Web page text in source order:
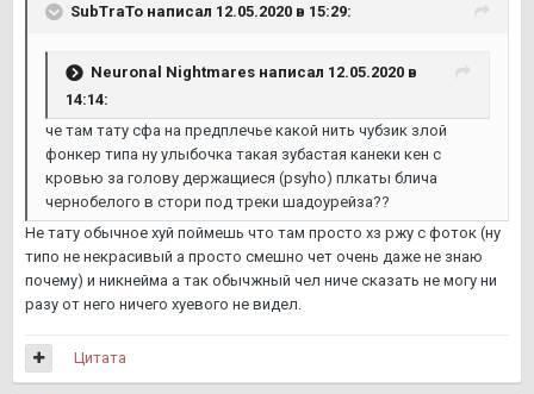
SubTraTo написал 12.05.2020 в 15:29:
Neuronal Nightmares написал 12.05.2020 в
14:14:
че там тату сфа на предплечье какой нить чубзик злой
фонкер типа ну улыбочка такая зубастая канеки кен с
кровью за голову держащиеся (psyho) плкаты блича
чернобелого в стори под треки шадоурейза??
Не тату обычное хуй поймешь что там просто хз ржу с фоток (ну
типо не некрасивый а просто смешно чет очень даже не знаю
почему) и никнейма а так обычжный чел ниче сказать не могу ни
разу от него ничего хуевого не видел.
Цитата